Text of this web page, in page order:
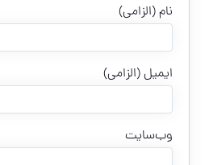
نام (الزامی)
ایمیل (الزامی)
وب‌سایت